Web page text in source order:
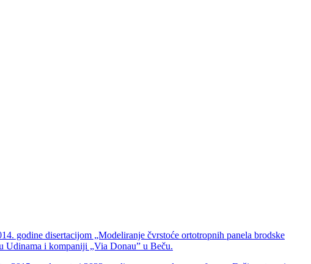
godine disertacijom „Modeliranje čvrstoće ortotropnih panela brodske
Udinama i kompaniji „Via Donau” u Beču.